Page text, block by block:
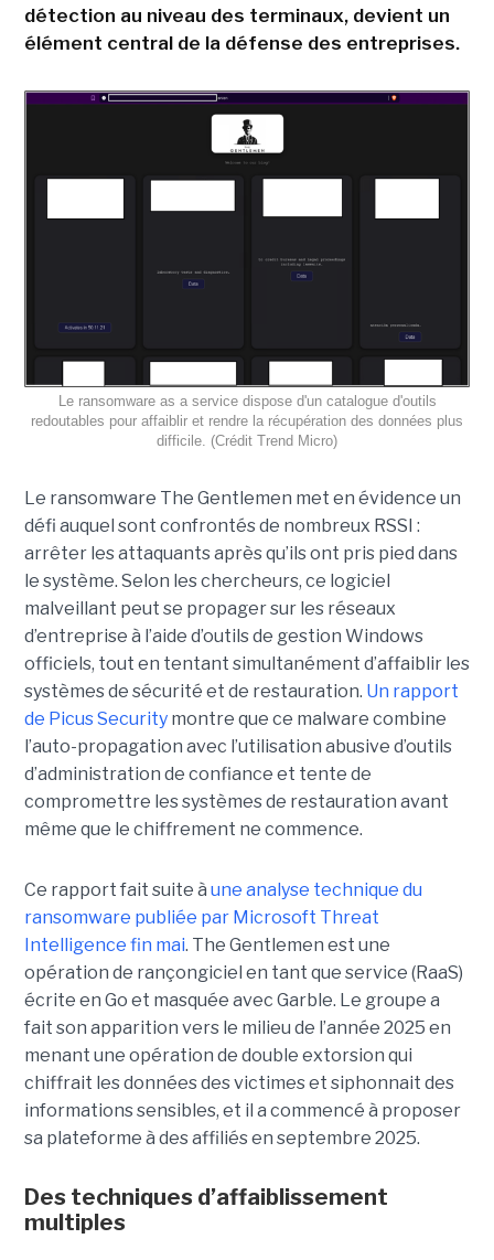
détection au niveau des terminaux, devient un
élément central de la défense des entreprises.
Le ransomware as a service dispose d'un catalogue d'outils
redoutables pour affaiblir et rendre la récupération des données plus
difficile. (Crédit Trend Micro)
Le ransomware The Gentlemen met en évidence un
défi auquel sont confrontés de nombreux RSSI :
arrêter les attaquants après qu’ils ont pris pied dans
le système. Selon les chercheurs, ce logiciel
malveillant peut se propager sur les réseaux
d’entreprise à l’aide d’outils de gestion Windows
officiels, tout en tentant simultanément d’affaiblir les
systèmes de sécurité et de restauration. Un rapport
de Picus Securitymontre que ce malware combine
l’auto-propagation avec l’utilisation abusive d’outils
d’administration de confiance et tente de
compromettre les systèmes de restauration avant
même que le chiffrement ne commence.
Ce rapport fait suite à une analyse technique du
ransomware publiée par Microsoft Threat
Intelligence fin mai. The Gentlemen est une
opération de rançongiciel en tant que service (RaaS)
écrite en Go et masquée avec Garble. Le groupe a
fait son apparition vers le milieu de l’année 2025 en
menant une opération de double extorsion qui
chiffrait les données des victimes et siphonnait des
informations sensibles, et il a commencé à proposer
sa plateforme à des affiliés en septembre 2025.
Des techniques d’affaiblissement
multiples